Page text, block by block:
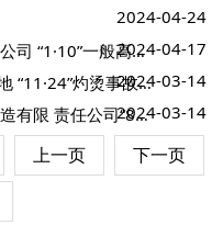
2024-04-24
2024-04-17
米东羊毛工新疆景尚文旅发展有限公司 “1·10”一般高处坠落事故调查报告
2024-03-14
米东芦草沟东瑞北路104号环卫基地 “11·24”灼烫事故调查报告
2024-03-14
米东盛达东路新疆兴洋铸铁机械制造有限 责任公司“8·21”亡人事故调查报告
上一页
下一页